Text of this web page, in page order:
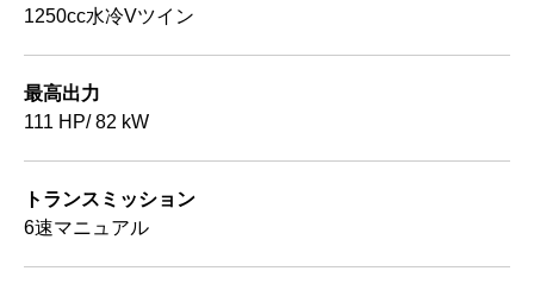
1250cc水冷Vツイン
最高出力
111 HP/ 82 kW
トランスミッション
6速マニュアル